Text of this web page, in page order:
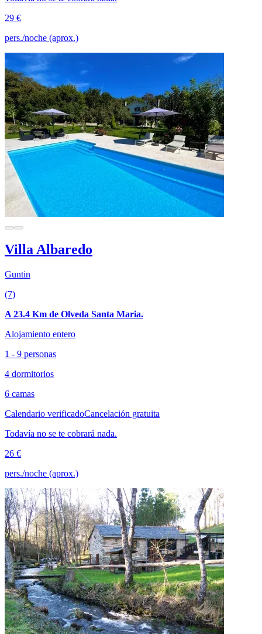
29 €
pers./noche (aprox.)
Villa Albaredo
Guntin
(7)
A 23.4 Km de Olveda Santa Maria.
Alojamiento entero
1 - 9 personas
4 dormitorios
6 camas
Calendario verificadoCancelación gratuita
Todavía no se te cobrará nada.
26 €
pers./noche (aprox.)